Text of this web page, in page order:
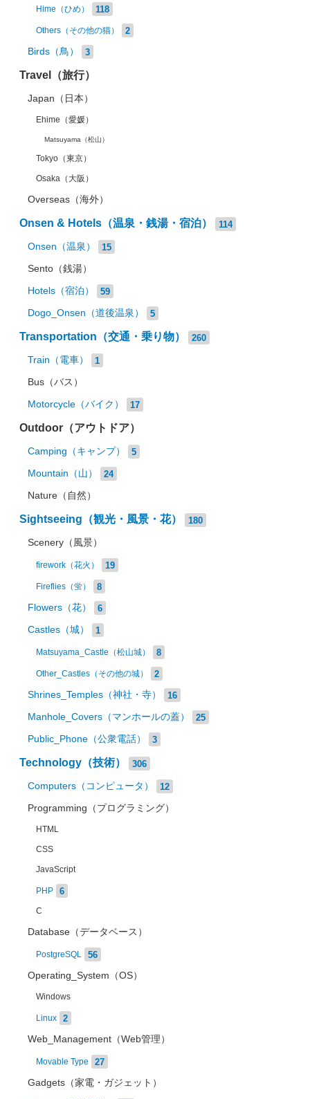
Hime（ひめ） 118
Others（その他の猫） 2
Birds（鳥） 3
Travel（旅行）
Japan（日本）
Ehime（愛媛）
Matsuyama（松山）
Tokyo（東京）
Osaka（大阪）
Overseas（海外）
Onsen & Hotels（温泉・銭湯・宿泊） 114
Onsen（温泉） 15
Sento（銭湯）
Hotels（宿泊） 59
Dogo_Onsen（道後温泉） 5
Transportation（交通・乗り物） 260
Train（電車） 1
Bus（バス）
Motorcycle（バイク） 17
Outdoor（アウトドア）
Camping（キャンプ） 5
Mountain（山） 24
Nature（自然）
Sightseeing（観光・風景・花） 180
Scenery（風景）
firework（花火） 19
Fireflies（蛍） 8
Flowers（花） 6
Castles（城） 1
Matsuyama_Castle（松山城） 8
Other_Castles（その他の城） 2
Shrines_Temples（神社・寺） 16
Manhole_Covers（マンホールの蓋） 25
Public_Phone（公衆電話） 3
Technology（技術） 306
Computers（コンピュータ） 12
Programming（プログラミング）
HTML
CSS
JavaScript
PHP 6
C
Database（データベース）
PostgreSQL 56
Operating_System（OS）
Windows
Linux 2
Web_Management（Web管理）
Movable Type 27
Gadgets（家電・ガジェット）